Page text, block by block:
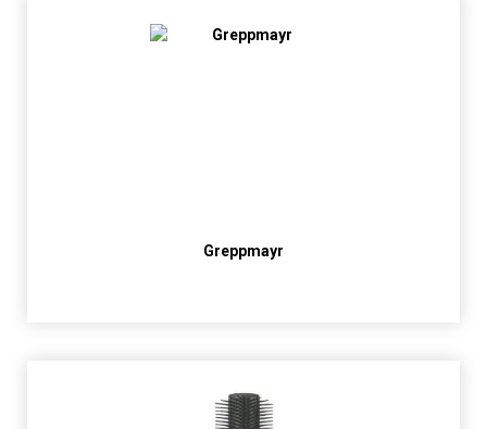
Greppmayr